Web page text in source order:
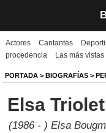
Biografías
Películas
TV
Música
Actores Cantantes
procedencia
Las más vistas
PORTADA > BIOGRAFÍAS >
Elsa Triolet
(1986 - ) Elsa